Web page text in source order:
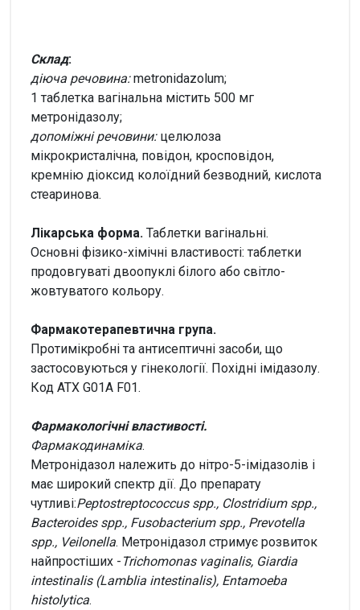
Склад:
діюча речовина:metronidazolum;
1 таблетка вагінальна містить 500 мг
метронідазолу;
допоміжні речовини:целюлоза
мікрокристалічна, повідон, кросповідон,
кремнію діоксид колоїдний безводний, кислота
стеаринова.
Лікарська форма. Таблетки вагінальні.
Основні фізико-хімічні властивості: таблетки
продовгуваті двоопуклі білого або світло-
жовтуватого кольору.
Фармакотерапевтична група.
Протимікробні та антисептичні засоби, що
застосовуються у гінекології. Похідні імідазолу.
Код АТХ G01A F01.
Фармакологічні властивості.
Фармакодинаміка.
Метронідазол належить до нітро-5-імідазолів і
має широкий спектр дії. До препарату
чутливі:Peptostreptococcus spp., Clostridium spp.,
Bacteroides spp., Fusobacterium spp., Prevotella
spp., Veilonella. Метронідазол стримує розвиток
найпростіших - Trichomonas vaginalis, Giardia
intestinalis (Lamblia intestinalis), Entamoeba
histolytica.